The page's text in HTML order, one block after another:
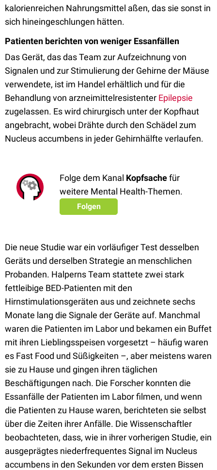
kalorienreichen Nahrungsmittel aßen, das sie sonst in
sich hineingeschlungen hätten.
Patienten berichten von weniger Essanfällen
Das Gerät, das das Team zur Aufzeichnung von
Signalen und zur Stimulierung der Gehirne der Mäuse
verwendete, ist im Handel erhältlich und für die
Behandlung von arzneimittelresistenter Epilepsie
zugelassen. Es wird chirurgisch unter der Kopfhaut
angebracht, wobei Drähte durch den Schädel zum
Nucleus accumbens in jeder Gehirnhälfte verlaufen.
Folge dem Kanal Kopfsachefür
weitere Mental Health-Themen.
Folgen
Die neue Studie war ein vorläufiger Test desselben
Geräts und derselben Strategie an menschlichen
Probanden. Halperns Team stattete zwei stark
fettleibige BED-Patienten mit den
Hirnstimulationsgeräten aus und zeichnete sechs
Monate lang die Signale der Geräte auf. Manchmal
waren die Patienten im Labor und bekamen ein Buffet
mit ihren Lieblingsspeisen vorgesetzt – häufig waren
es Fast Food und Süßigkeiten –, aber meistens waren
sie zu Hause und gingen ihren täglichen
Beschäftigungen nach. Die Forscher konnten die
Essanfälle der Patienten im Labor filmen, und wenn
die Patienten zu Hause waren, berichteten sie selbst
über die Zeiten ihrer Anfälle. Die Wissenschaftler
beobachteten, dass, wie in ihrer vorherigen Studie, ein
ausgeprägtes niederfrequentes Signal im Nucleus
accumbens in den Sekunden vor dem ersten Bissen